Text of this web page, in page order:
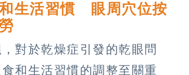
生活習慣 眼周穴位按
對於乾燥症引發的乾眼問
和生活習慣的調整至關重